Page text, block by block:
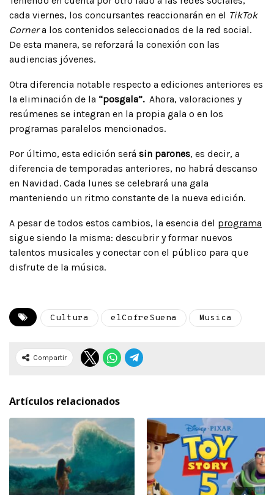
cada viernes, los concursantes reaccionarán en el TikTok
Cornera los contenidos seleccionados de la red social.
De esta manera, se reforzará la conexión con las
audiencias jóvenes.
Otra diferencia notable respecto a ediciones anteriores es
la eliminación de la “posgala”.Ahora, valoraciones y
resúmenes se integran en la propia gala o en los
programas paralelos mencionados.
Por último, esta edición será sin parones, es decir, a
diferencia de temporadas anteriores, no habrá descanso
en Navidad. Cada lunes se celebrará una gala
manteniendo un ritmo constante de la nueva edición.
A pesar de todos estos cambios, la esencia del programa
sigue siendo la misma: descubrir y formar nuevos
talentos musicales y conectar con el público para que
disfrute de la música.
Cultura elCofreSuena Musica
Compartir
Artículos relacionados